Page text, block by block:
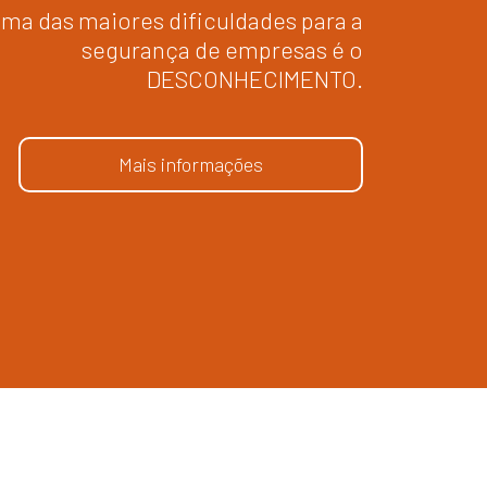
das maiores dificuldades para a
segurança de empresas é o
DESCONHECIMENTO.
Mais informações